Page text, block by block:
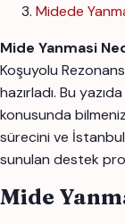
Midede
Mide Yanmasi
Koşuyolu
hazırladı. Bu yazıda
konusunda
sürecini ve
sunulan destek
Mide